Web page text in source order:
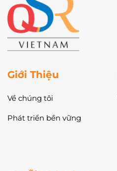
Giới Thiệu
Về chúng tôi
Phát triển bền vững